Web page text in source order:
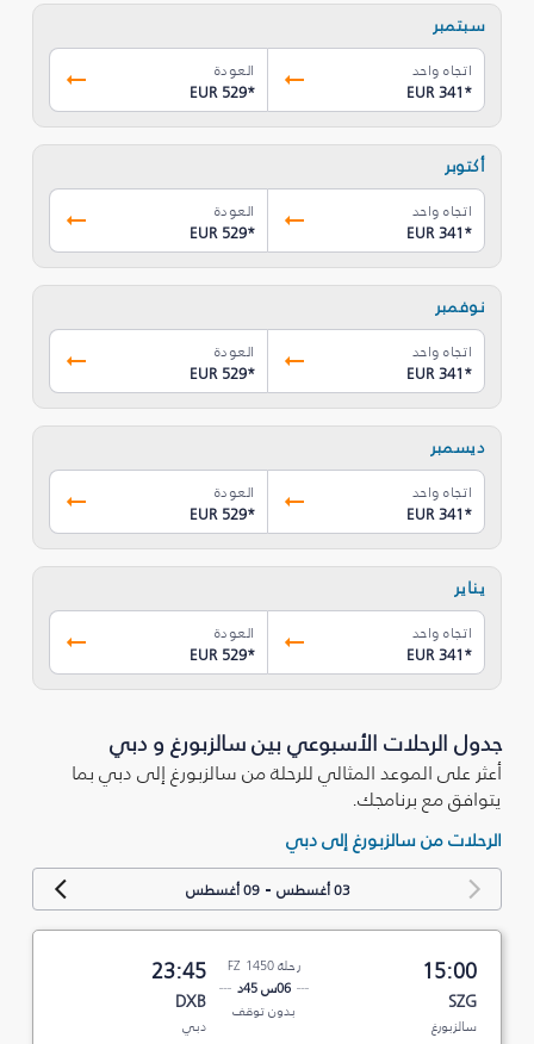
سبتمبر
اتجاه واحد
EUR 341*
العودة
EUR 529*
أكتوبر
اتجاه واحد
EUR 341*
العودة
EUR 529*
نوفمبر
اتجاه واحد
EUR 341*
العودة
EUR 529*
ديسمبر
اتجاه واحد
EUR 341*
العودة
EUR 529*
يناير
اتجاه واحد
EUR 341*
العودة
EUR 529*
جدول الرحلات الأسبوعي بين سالزبورغ و دبي
أعثر على الموعد المثالي للرحلة من سالزبورغ إلى دبي بما
يتوافق مع برنامجك.
الرحلات من سالزبورغ إلى دبي
03 أغسطس -09 أغسطس
15:00
SZG
سالزبورغ
رحلة FZ 1450
06س 45د
بدون توقف
23:45
DXB
دبي